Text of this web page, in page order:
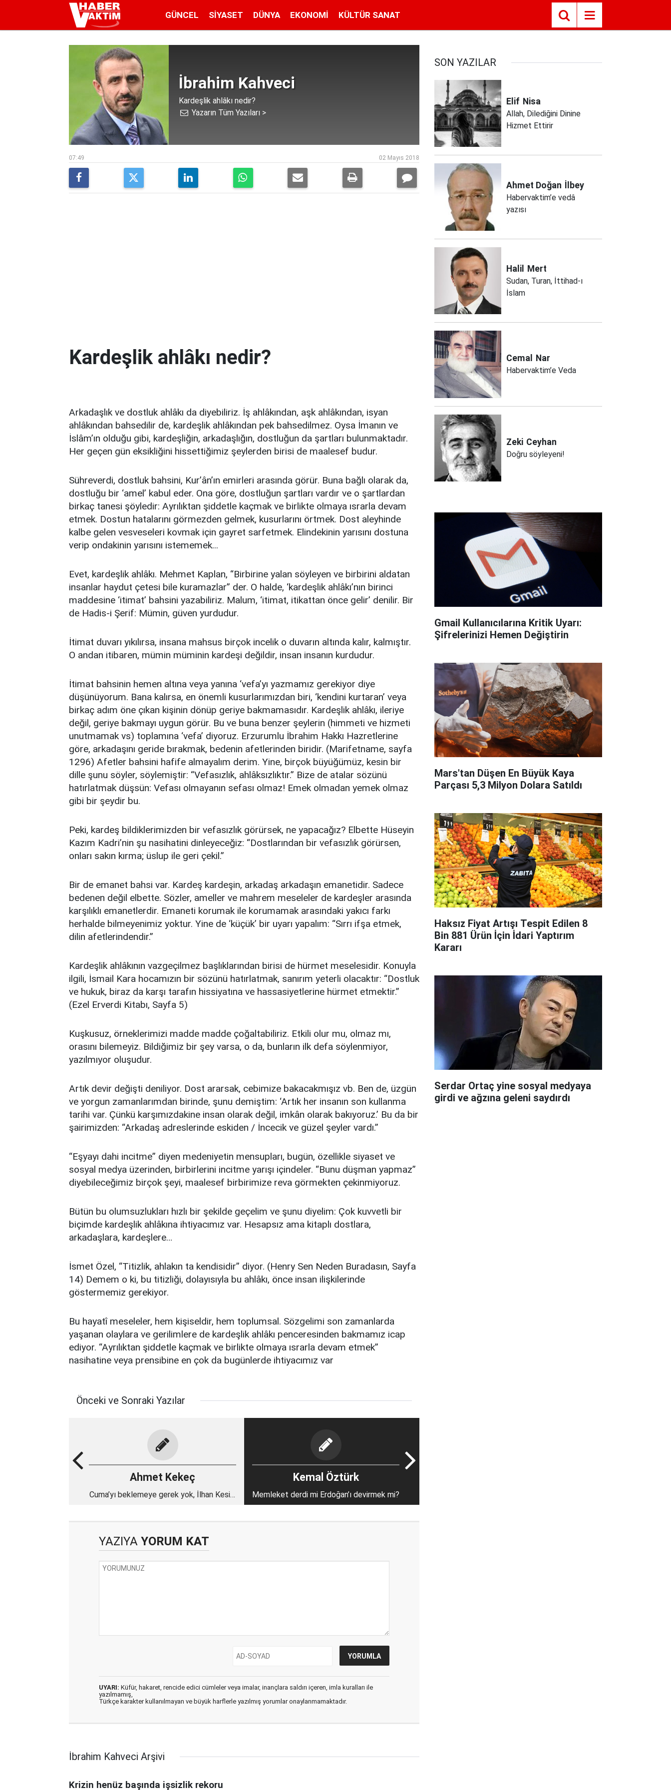
GÜNCEL SIYASET DÜNYA EKONOMI KÜLTÜR SANAT
İbrahim Kahveci
Kardeşlik ahlâkı nedir?
Yazarın Tüm Yazıları >
07:49 02 Mayıs 2018
Kardeşlik ahlâkı nedir?
Arkadaşlık ve dostluk ahlâkı da diyebiliriz. İş ahlâkından, aşk ahlâkından, isyan
ahlâkından bahsedilir de, kardeşlik ahlâkından pek bahsedilmez. Oysa İmanın ve
İslâm’ın olduğu gibi, kardeşliğin, arkadaşlığın, dostluğun da şartları bulunmaktadır.
Her geçen gün eksikliğini hissettiğimiz şeylerden birisi de maalesef budur.
Sühreverdi, dostluk bahsini, Kur’ân’ın emirleri arasında görür. Buna bağlı olarak da,
dostluğu bir ‘amel’ kabul eder. Ona göre, dostluğun şartları vardır ve o şartlardan
birkaç tanesi şöyledir: Ayrılıktan şiddetle kaçmak ve birlikte olmaya ısrarla devam
etmek. Dostun hatalarını görmezden gelmek, kusurlarını örtmek. Dost aleyhinde
kalbe gelen vesveseleri kovmak için gayret sarfetmek. Elindekinin yarısını dostuna
verip ondakinin yarısını istememek...
Evet, kardeşlik ahlâkı. Mehmet Kaplan, “Birbirine yalan söyleyen ve birbirini aldatan
insanlar haydut çetesi bile kuramazlar” der. O halde, ‘kardeşlik ahlâkı’nın birinci
maddesine ‘itimat’ bahsini yazabiliriz. Malum, ‘itimat, itikattan önce gelir’ denilir. Bir
de Hadis-i Şerif: Mümin, güven yurdudur.
İtimat duvarı yıkılırsa, insana mahsus birçok incelik o duvarın altında kalır, kalmıştır.
O andan itibaren, mümin müminin kardeşi değildir, insan insanın kurdudur.
İtimat bahsinin hemen altına veya yanına ‘vefa’yı yazmamız gerekiyor diye
düşünüyorum. Bana kalırsa, en önemli kusurlarımızdan biri, ‘kendini kurtaran’ veya
birkaç adım öne çıkan kişinin dönüp geriye bakmamasıdır. Kardeşlik ahlâkı, ileriye
değil, geriye bakmayı uygun görür. Bu ve buna benzer şeylerin (himmeti ve hizmeti
unutmamak vs) toplamına ‘vefa’ diyoruz. Erzurumlu İbrahim Hakkı Hazretlerine
göre, arkadaşını geride bırakmak, bedenin afetlerinden biridir. (Marifetname, sayfa
1296) Afetler bahsini hafife almayalım derim. Yine, birçok büyüğümüz, kesin bir
dille şunu söyler, söylemiştir: “Vefasızlık, ahlâksızlıktır.” Bize de atalar sözünü
hatırlatmak düşsün: Vefası olmayanın sefası olmaz! Emek olmadan yemek olmaz
gibi bir şeydir bu.
Peki, kardeş bildiklerimizden bir vefasızlık görürsek, ne yapacağız? Elbette Hüseyin
Kazım Kadri’nin şu nasihatini dinleyeceğiz: “Dostlarından bir vefasızlık görürsen,
onları sakın kırma; üslup ile geri çekil.”
Bir de emanet bahsi var. Kardeş kardeşin, arkadaş arkadaşın emanetidir. Sadece
bedenen değil elbette. Sözler, ameller ve mahrem meseleler de kardeşler arasında
karşılıklı emanetlerdir. Emaneti korumak ile korumamak arasındaki yakıcı farkı
herhalde bilmeyenimiz yoktur. Yine de ‘küçük’ bir uyarı yapalım: “Sırrı ifşa etmek,
dilin afetlerindendir.”
Kardeşlik ahlâkının vazgeçilmez başlıklarından birisi de hürmet meselesidir. Konuyla
ilgili, İsmail Kara hocamızın bir sözünü hatırlatmak, sanırım yeterli olacaktır: “Dostluk
ve hukuk, biraz da karşı tarafın hissiyatına ve hassasiyetlerine hürmet etmektir.”
(Ezel Erverdi Kitabı, Sayfa 5)
Kuşkusuz, örneklerimizi madde madde çoğaltabiliriz. Etkili olur mu, olmaz mı,
orasını bilemeyiz. Bildiğimiz bir şey varsa, o da, bunların ilk defa söylenmiyor,
yazılmıyor oluşudur.
Artık devir değişti deniliyor. Dost ararsak, cebimize bakacakmışız vb. Ben de, üzgün
ve yorgun zamanlarımdan birinde, şunu demiştim: ‘Artık her insanın son kullanma
tarihi var. Çünkü karşımızdakine insan olarak değil, imkân olarak bakıyoruz.’ Bu da bir
şairimizden: “Arkadaş adreslerinde eskiden / İncecik ve güzel şeyler vardı.”
“Eşyayı dahi incitme” diyen medeniyetin mensupları, bugün, özellikle siyaset ve
sosyal medya üzerinden, birbirlerini incitme yarışı içindeler. “Bunu düşman yapmaz”
diyebileceğimiz birçok şeyi, maalesef birbirimize reva görmekten çekinmiyoruz.
Bütün bu olumsuzlukları hızlı bir şekilde geçelim ve şunu diyelim: Çok kuvvetli bir
biçimde kardeşlik ahlâkına ihtiyacımız var. Hesapsız ama kitaplı dostlara,
arkadaşlara, kardeşlere…
İsmet Özel, “Titizlik, ahlakın ta kendisidir” diyor. (Henry Sen Neden Buradasın, Sayfa
14) Demem o ki, bu titizliği, dolayısıyla bu ahlâkı, önce insan ilişkilerinde
göstermemiz gerekiyor.
Bu hayatî meseleler, hem kişiseldir, hem toplumsal. Sözgelimi son zamanlarda
yaşanan olaylara ve gerilimlere de kardeşlik ahlâkı penceresinden bakmamız icap
ediyor. “Ayrılıktan şiddetle kaçmak ve birlikte olmaya ısrarla devam etmek”
nasihatine veya prensibine en çok da bugünlerde ihtiyacımız var
Önceki ve Sonraki Yazılar
Ahmet Kekeç
Cuma’yı beklemeye gerek yok, İlhan Kesici
Kemal Öztürk
Memleket derdi mi Erdoğan’ı devirmek mi?
YAZIYA YORUM KAT
UYARI: Küfür, hakaret, rencide edici cümleler veya imalar, inançlara saldırı içeren, imla kuralları ile
yazılmamış,
Türkçe karakter kullanılmayan ve büyük harflerle yazılmış yorumlar onaylanmamaktadır.
İbrahim Kahveci Arşivi
Krizin henüz başında işsizlik rekoru
SON YAZILAR
Elif Nisa
Allah, Dilediğini Dinine
Hizmet Ettirir
Ahmet Doğan İlbey
Habervaktim’e vedâ
yazısı
Halil Mert
Sudan, Turan, İttihad-ı
İslam
Cemal Nar
Habervaktim’e Veda
Zeki Ceyhan
Doğru söyleyeni!
Gmail Kullanıcılarına Kritik Uyarı:
Şifrelerinizi Hemen Değiştirin
Mars'tan Düşen En Büyük Kaya
Parçası 5,3 Milyon Dolara Satıldı
Haksız Fiyat Artışı Tespit Edilen 8
Bin 881 Ürün İçin İdari Yaptırım
Kararı
Serdar Ortaç yine sosyal medyaya
girdi ve ağzına geleni saydırdı